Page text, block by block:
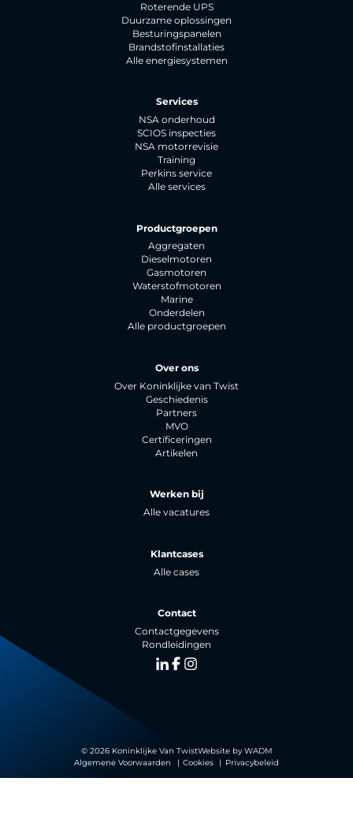
Roterende UPS
Duurzame oplossingen
Besturingspanelen
Brandstofinstallaties
Alle energiesystemen
Services
NSA onderhoud
SCIOS inspecties
NSA motorrevisie
Training
Perkins service
Alle services
Productgroepen
Aggregaten
Dieselmotoren
Gasmotoren
Waterstofmotoren
Marine
Onderdelen
Alle productgroepen
Over ons
Over Koninklijke van Twist
Geschiedenis
Partners
MVO
Certificeringen
Artikelen
Werken bij
Alle vacatures
Klantcases
Alle cases
Contact
Contactgegevens
Rondleidingen
LinkedIn
Facebook
Instagram
© 2026 Koninklijke Van TwistWebsite byWADM
Algemene Voorwaarden
Cookies Privacybeleid